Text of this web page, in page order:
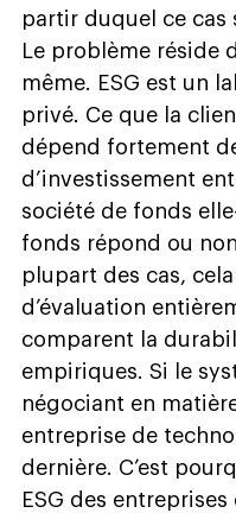
partir duquel ce cas
Le problème réside
même. ESG est un
privé. Ce que la
dépend fortement
d’investissement
société de fonds
fonds répond ou
plupart des cas,
d’évaluation
comparent la
empiriques. Si le
négociant en
entreprise de
dernière. C’est
ESG des